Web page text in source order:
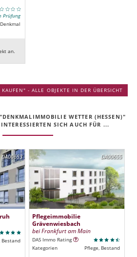
Prüfung
Denkmal
an.
- ALLE OBJEKTE IN DER ÜBERSICHT
WETTER (HESSEN)"
SICH AUCH FÜR ...
DA00653
Bestand
DA00655
Pflegeimmobilie
Grävenwiesbach
bei Frankfurt am Main
DAS Immo Rating
Kategorien
Pflege, Bestand